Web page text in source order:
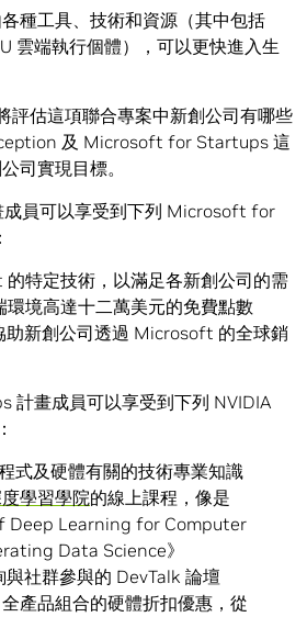
種工具、技術和資源（其中包括
雲端執行個體），可以更快進入生
評估這項聯合專案中新創公司有哪些
及 Microsoft for Startups 這
司實現目標。
成員可以享受到下列 Microsoft for
特定技術，以滿足各新創公司的需
環境高達十二萬美元的免費點數
助新創公司透過 Microsoft 的全球銷
畫成員可以享受到下列 NVIDIA
式及硬體有關的技術專業知識
學習學院的線上課程，像是
Deep Learning for Computer
Data Science》
社群參與的 DevTalk 論壇
產品組合的硬體折扣優惠，從